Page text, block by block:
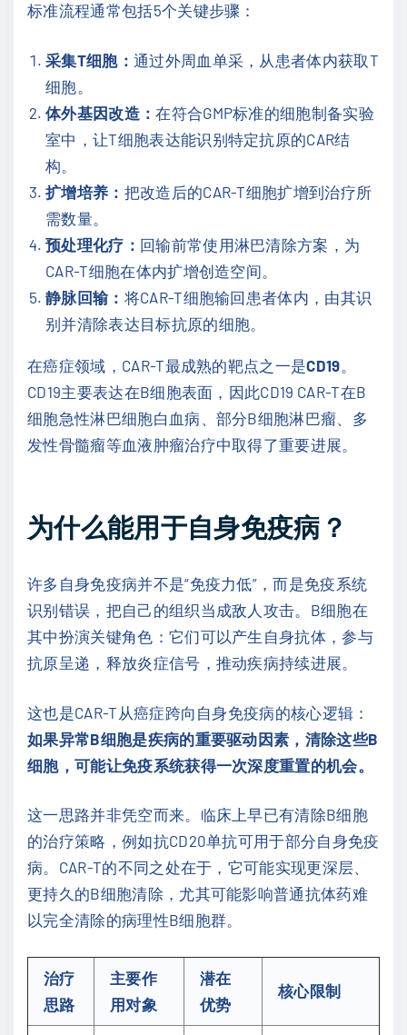
标准流程通常包括5个关键步骤：
采集T细胞： 通过外周血单采，从患者体内获取T
细胞。
体外基因改造：在符合GMP标准的细胞制备实验
室中，让T细胞表达能识别特定抗原的CAR结
构。
扩增培养： 把改造后的CAR-T细胞扩增到治疗所
需数量。
预处理化疗： 回输前常使用淋巴清除方案，为
CAR-T细胞在体内扩增创造空间。
静脉回输： 将CAR-T细胞输回患者体内，由其识
别并清除表达目标抗原的细胞。
在癌症领域，CAR-T最成熟的靶点之一是CD19
CD19主要表达在B细胞表面，因此CD19 CAR-T在B
细胞急性淋巴细胞白血病、部分B细胞淋巴瘤、多
发性骨髓瘤等血液肿瘤治疗中取得了重要进展。
为什么能用于自身免疫病？
许多自身免疫病并不是“免疫力低”，而是免疫系统
识别错误，把自己的组织当成敌人攻击。B细胞在
其中扮演关键角色：它们可以产生自身抗体，参与
抗原呈递，释放炎症信号，推动疾病持续进展。
这也是CAR-T从癌症跨向自身免疫病的核心逻辑：
如果异常B细胞是疾病的重要驱动因素，清除这些B
细胞，可能让免疫系统获得一次深度重置的机会。
这一思路并非凭空而来。临床上早已有清除B细胞
的治疗策略，例如抗CD20单抗可用于部分自身免疫
病。CAR-T的不同之处在于，它可能实现更深层、
更持久的B细胞清除，尤其可能影响普通抗体药难
以完全清除的病理性B细胞群。
治疗
思路
主要作
用对象
潜在
优势
核心限制